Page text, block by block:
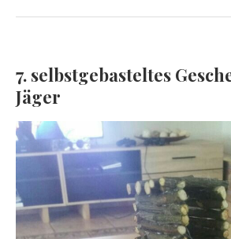
7. selbstgebasteltes
Jäger